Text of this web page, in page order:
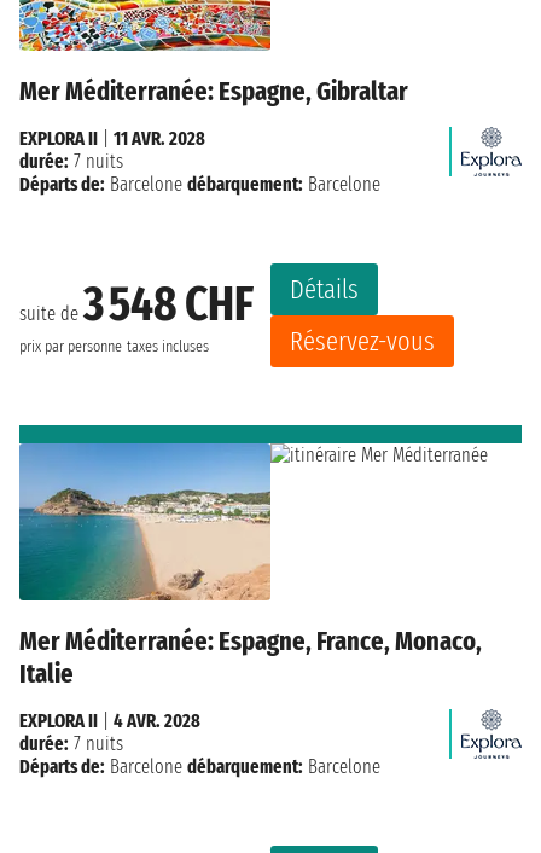
Mer Méditerranée: Espagne, Gibraltar
suite de3 548 CHF
prix par personne taxes incluses
Détails
Réservez-vous
EXPLORA II
11 AVR. 2028
durée: 7 nuits
Départs de: Barcelone débarquement: Barcelone
Mer Méditerranée: Espagne, France, Monaco,
Italie
EXPLORA II
4 AVR. 2028
durée: 7 nuits
Départs de: Barcelone débarquement: Barcelone